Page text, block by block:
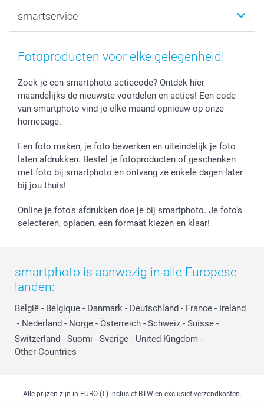
MyNameBook
Stickers en Etiketten
Fotokaders, Decoratie en Snoepjes
Fotokalenders & Fotoagenda's
Communie- en Lentefeest
Geschenken voor hem
Afstuderen
Moederdag
Vaderdag
Verjaardag
Geboorte
Duurzaamheid
Voorwaarden
Herroepingsrecht
Klachtenregeling
Wettelijke garantie
Privacybeleid
Cookiebeleid
Prijslijst
Jobs & Stages
Investor Relations
smartservice
smartgarantie
smartbonus
Betalingsmogelijkheden
Grote bestellingen
Levering
Mijn orderstatus
smartfriends
Fotoproducten voor elke gelegenheid!
Zoek je een smartphoto actiecode? Ontdek hier
maandelijks de nieuwste voordelen en acties! Een code
van smartphoto vind je elke maand opnieuw op onze
homepage.
Een foto maken, je foto bewerken en uiteindelijk je foto
laten afdrukken. Bestel je fotoproducten of geschenken
met foto bij smartphoto en ontvang ze enkele dagen later
bij jou thuis!
Online je foto's afdrukken doe je bij smartphoto. Je foto’s
selecteren, opladen, een formaat kiezen en klaar!
smartphoto is aanwezig in alle Europese
landen:
België - Belgique - Danmark - Deutschland - France - Ireland
- Nederland - Norge - Österreich - Schweiz - Suisse -
Switzerland - Suomi - Sverige - United Kingdom -
Other Countries
Alle prijzen zijn in EURO (€) inclusief BTW en exclusief verzendkosten.